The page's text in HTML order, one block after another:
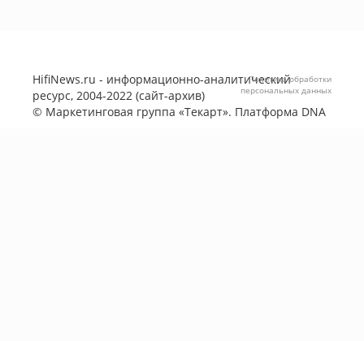
HifiNews.ru - информационно-аналитический
ресурс, 2004-2022 (сайт-архив)
© Маркетинговая группа «Текарт». Платформа DNA
Политика обработки
персональных данных